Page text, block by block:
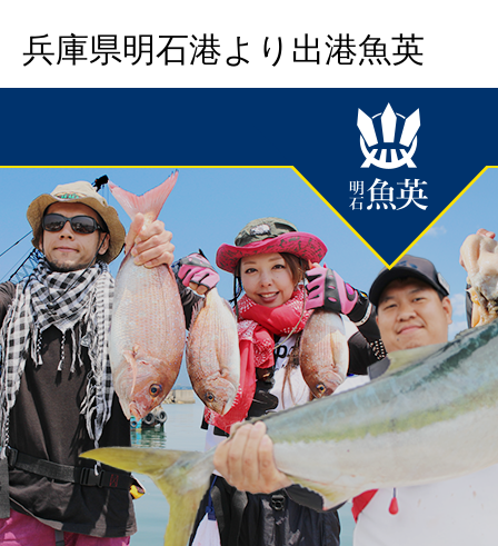
兵庫県明石港より出港魚英